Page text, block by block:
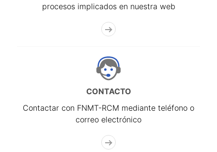
procesos implicados en nuestra web
CONTACTO
Contactar con FNMT-RCM mediante teléfono o
correo electrónico